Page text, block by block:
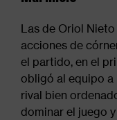
Las de Oriol
acciones de
el partido, en el
obligó al equipo a
rival bien
dominar el juego